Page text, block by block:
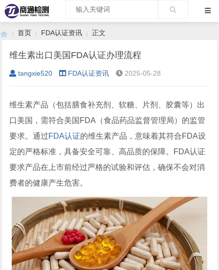
›
首页
›
FDA认证资讯
›
正文
维生素出口美国FDA认证办理流程
tangxie520 FDA认证资讯 2025-05-28
维生素产品（包括膳食补充剂、软糖、片剂、胶囊等）出
口美国，需符合美国FDA（食品药品监督管理局）的监管
要求。通过FDA认证的维生素产品，意味着其符合FDA设
定的严格标准，具备安全可靠、高品质的保障。FDA认证
要求产品在上市前经过严格的试验和评估，确保不会对消
费者的健康产生危害。